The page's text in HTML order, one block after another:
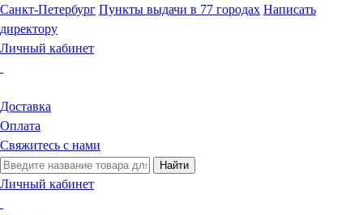
Санкт-Петербург Пункты выдачи в 77 городах Написать
директору
Личный кабинет
Доставка
Оплата
Свяжитесь с нами
Найти
Личный кабинет